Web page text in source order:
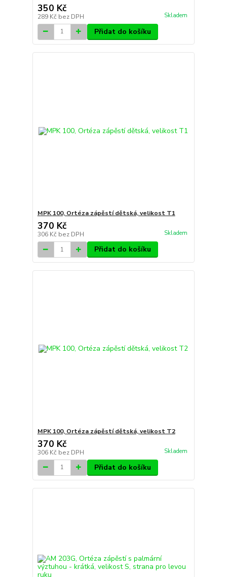
350 Kč
289 Kč bez DPH Skladem
Přidat do košíku
MPK 100, Ortéza zápěstí dětská, velikost T1
370 Kč
306 Kč bez DPH Skladem
Přidat do košíku
MPK 100, Ortéza zápěstí dětská, velikost T2
370 Kč
306 Kč bez DPH Skladem
Přidat do košíku